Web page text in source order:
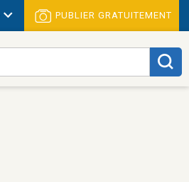
PUBLIER GRATUITEMENT